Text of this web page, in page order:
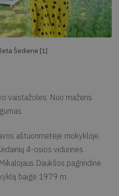
Šedienė [1]
vaistažoles. Nuo mažens
aštuonmetėje mokykloje.
4-osios vidurinės
Daukšos pagrindinė
baigė 1979 m.